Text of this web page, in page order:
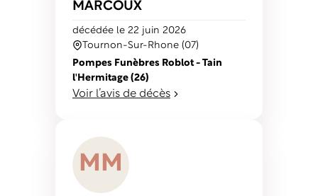
MARCOUX
Tournon-Sur-Rhone (07)
décédée le 22 juin 2026
Pompes Funèbres Roblot - Tain
l'Hermitage (26)
Voir l’avis de décès
M M